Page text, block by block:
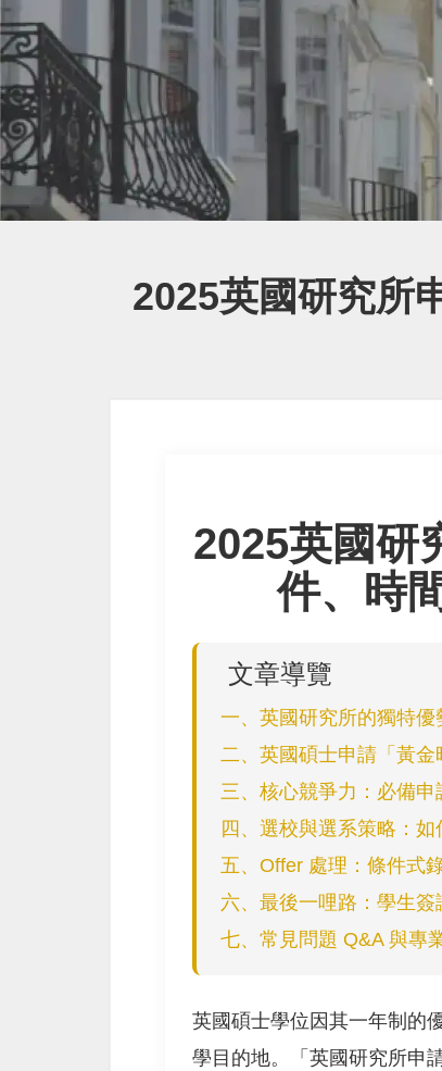
2025英國研究所
2025英國研
件、時
文章導覽
一、英國研究所的獨特優
二、英國碩士申請「黃
三、核心競爭力：必備
四、選校與選系策略：
五、Offer 處理：條件式
六、最後一哩路：學生
七、常見問題 Q&A 與專
英國碩士學位因其一年制的
學目的地。「英國研究所申